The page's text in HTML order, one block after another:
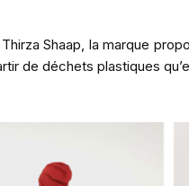
Shaap, la marque
de déchets plastiques